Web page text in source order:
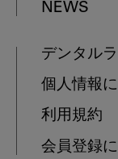
NEWS
デンタル
個人情報
利用規約
会員登録